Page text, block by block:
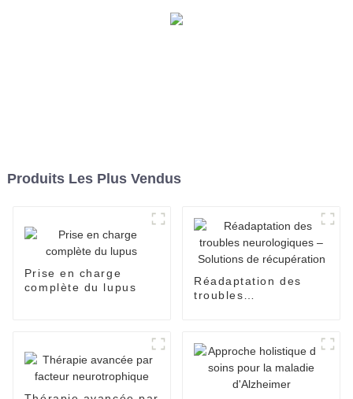
Produits Les Plus Vendus
Prise en charge
complète du lupus
Réadaptation des
troubles